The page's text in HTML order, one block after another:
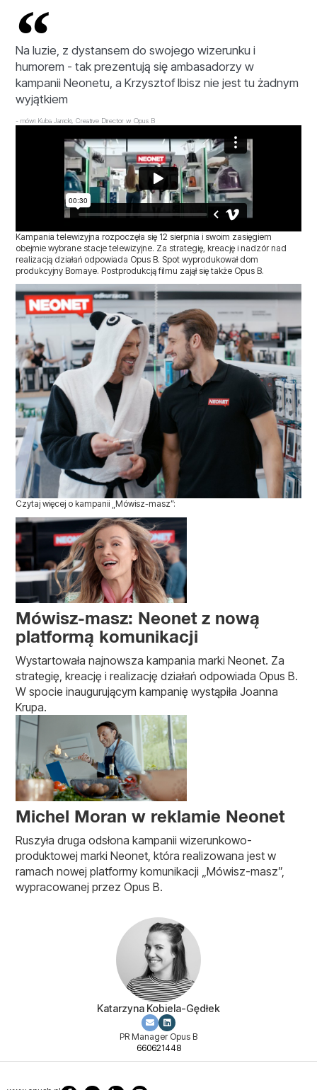
Na luzie, z dystansem do swojego wizerunku i
humorem - tak prezentują się ambasadorzy w
kampanii Neonetu, a Krzysztof Ibisz nie jest tu żadnym
wyjątkiem
- mówi Kuba Janicki, Creative Director w Opus B
Kampania telewizyjna rozpoczęła się 12 sierpnia i swoim zasięgiem
obejmie wybrane stacje telewizyjne. Za strategię, kreację i nadzór nad
realizacją działań odpowiada Opus B. Spot wyprodukował dom
produkcyjny Bomaye. Postprodukcją filmu zajął się także Opus B.
Czytaj więcej o kampanii „Mówisz-masz”:
Mówisz-masz: Neonet z nową
platformą komunikacji
Wystartowała najnowsza kampania marki Neonet. Za
strategię, kreację i realizację działań odpowiada Opus B.
W spocie inaugurującym kampanię wystąpiła Joanna
Krupa.
Michel Moran w reklamie Neonet
Ruszyła druga odsłona kampanii wizerunkowo-
produktowej marki Neonet, która realizowana jest w
ramach nowej platformy komunikacji „Mówisz-masz”,
wypracowanej przez Opus B.
Katarzyna Kobiela-Gędłek
PR Manager Opus B
660621448